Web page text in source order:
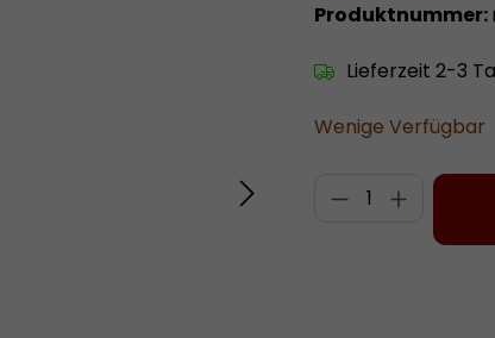
Produktnummer:
Lieferzeit 2-3
Wenige Verfügbar
Produkt